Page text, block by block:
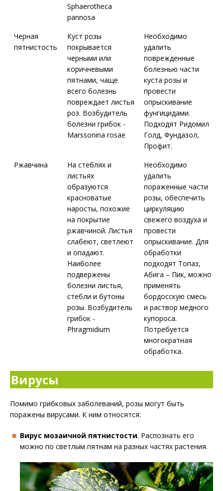
Sphaerotheca
pannosa
Черная
пятнистость
Куст розы
покрывается
черными или
коричневыми
пятнами, чаще
всего болезнь
повреждает листья
роз. Возбудитель
болезни грибок -
Marssonina rosae
Необходимо
удалить
поврежденные
болезнью части
куста розы и
провести
опрыскивание
фунгицидами.
Подходят Ридомил
Голд, Фундазол,
Профит.
Ржавчина
На стеблях и
листьях
образуются
красноватые
наросты, похожие
на покрытие
ржавчиной. Листья
слабеют, светлеют
и опадают.
Наиболее
подвержены
болезни листья,
стебли и бутоны
розы. Возбудитель
грибок -
Phragmidium
Необходимо
удалить
пораженные части
розы, обеспечить
циркуляцию
свежего воздуха и
провести
опрыскивание. Для
обработки
подходят Топаз,
Абига – Пик, можно
применять
бордосскую смесь
и раствор медного
купороса.
Потребуется
многократная
обработка.
Вирусы
Помимо грибковых заболеваний, розы могут быть
поражены вирусами. К ним относятся:
Вирус мозаичной пятнистости. Распознать его
можно по светлым пятнам на разных частях растения.